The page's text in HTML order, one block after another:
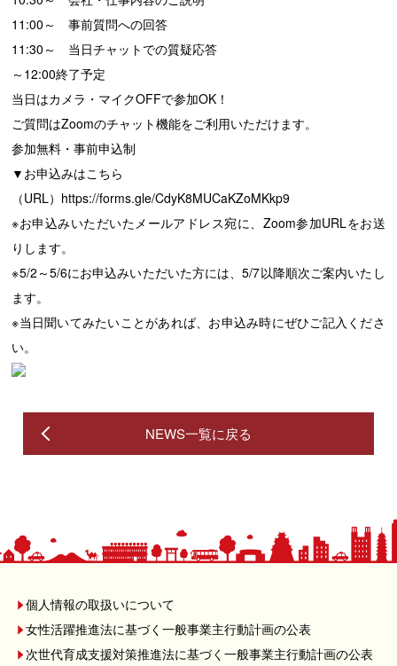
11:00 ～ 事前質問への回答
11:30 ～ 当日チャットでの質疑応答
～ 12:00終了予定
当日はカメラ・マイクOFFで参加OK ！
ご質問はZoomのチャット機能をご利用いただけます。
参加無料・事前申込制
▼ お申込みはこちら
（URL） https://forms.gle/CdyK8MUCaKZoMKkp9
※お申込みいただいたメールアドレス宛に、 Zoom参加URLをお送
りします。
※5/2 ～5/6にお申込みいただいた方には、5/7以降順次ご案内いたし
ます。
※当日聞いてみたいことがあれば、お申込み時にぜひご記入くださ
い。
NEWS一覧に戻る
個人情報の取扱いについて
女性活躍推進法に基づく一般事業主行動計画の公表
次世代育成支援対策推進法に基づく一般事業主行動計画の公表